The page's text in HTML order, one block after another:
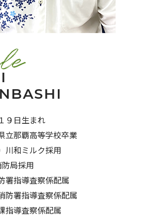
９日生まれ
立那覇高等学校卒業
川和ミルク採用
局採用
署指導査察係配属
防署指導査察係配属
指導査察係配属